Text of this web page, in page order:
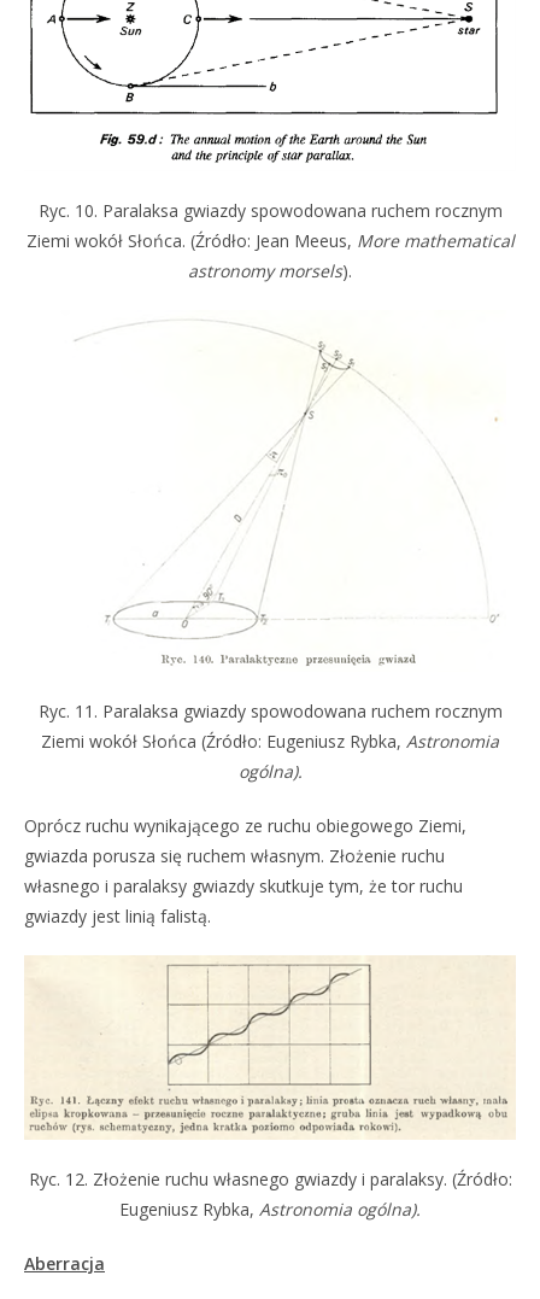
Ryc. 10. Paralaksa gwiazdy spowodowana ruchem rocznym
Ziemi wokół Słońca. (Źródło: Jean Meeus, More mathematical
astronomy morsels).
Ryc. 11. Paralaksa gwiazdy spowodowana ruchem rocznym
Ziemi wokół Słońca (Źródło: Eugeniusz Rybka, Astronomia
ogólna).
Oprócz ruchu wynikającego ze ruchu obiegowego Ziemi,
gwiazda porusza się ruchem własnym. Złożenie ruchu
własnego i paralaksy gwiazdy skutkuje tym, że tor ruchu
gwiazdy jest linią falistą.
Ryc. 12. Złożenie ruchu własnego gwiazdy i paralaksy. (Źródło:
Eugeniusz Rybka, Astronomia ogólna).
Aberracja